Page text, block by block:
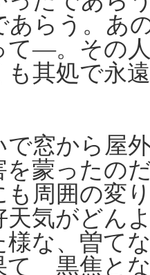
あらう。あ
て―。その
も其処で永
で窓から屋
を蒙ったの
も周囲の変
天気がどん
様な、曽て
てゝ黒焦と